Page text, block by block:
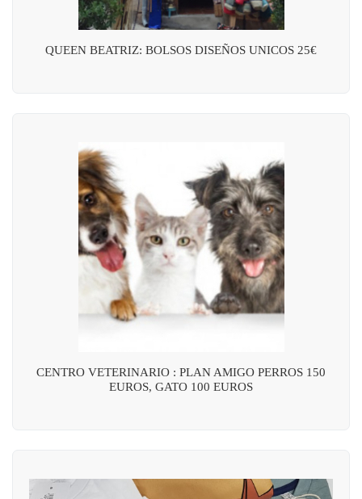
QUEEN BEATRIZ: BOLSOS DISEÑOS UNICOS 25€
CENTRO VETERINARIO : PLAN AMIGO PERROS 150
EUROS, GATO 100 EUROS